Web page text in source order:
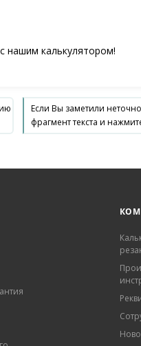
нашим калькулятором!
Если Вы заметили
фрагмент текста и